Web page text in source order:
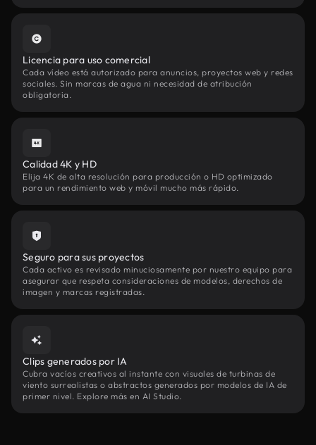
Licencia para uso comercial
Cada vídeo está autorizado para anuncios, proyectos web y redes
sociales. Sin marcas de agua ni necesidad de atribución
obligatoria.
Calidad 4K y HD
Elija 4K de alta resolución para producción o HD optimizado
para un rendimiento web y móvil mucho más rápido.
Seguro para sus proyectos
Cada activo es revisado minuciosamente por nuestro equipo para
asegurar que respeta consideraciones de modelos, derechos de
imagen y marcas registradas.
Clips generados por IA
Cubra vacíos creativos al instante con visuales de turbinas de
viento surrealistas o abstractos generados por modelos de IA de
primer nivel. Explore más en AI Studio.